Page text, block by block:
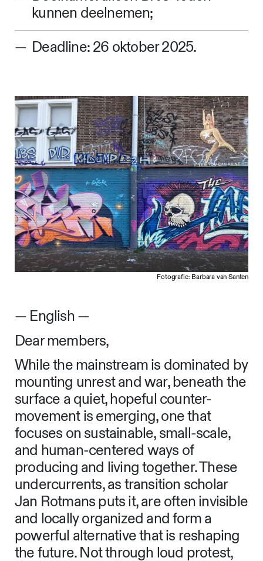
kunnen deelnemen;
Deadline: 26 oktober 2025.
Fotografie: Barbara van Santen
— English —
Dear members,
While the mainstream is dominated by
mounting unrest and war, beneath the
surface a quiet, hopeful counter-
movement is emerging, one that
focuses on sustainable, small-scale,
and human-centered ways of
producing and living together. These
undercurrents, as transition scholar
Jan Rotmans puts it, are often invisible
and locally organized and form a
powerful alternative that is reshaping
the future. Not through loud protest,